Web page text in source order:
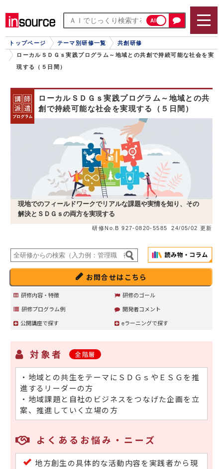
AI
トップページ テーマ別研修一覧
共創研修
ローカルＳＤＧｓ実践プログラム～地域との共創で持続可能な社会を実
現する（５日間）
ローカルＳＤＧｓ実践プログラム～地域との共
創で持続可能な社会を実現する（５日間）
現地でのフィールドワークでリアルな課題や実情を知り、その
解決とＳＤＧｓの両方を実現する
研修No.B 927-0820-5585 24/05/02 更新
お問合せはこちら
研修内容・特徴
研修のゴール
研修プログラム例
開発者コメント
公開講座で探す
eラーニングで探す
対象者 全階層
・地域との共生をテーマにＳＤＧｓやＥＳＧを推
進するリーダーの方
・地域課題と自社のビジネスをつなげた企画を立
案、推進していく立場の方
よくあるお悩み・ニーズ
地方創生の具体的な活動内容を実践者から現